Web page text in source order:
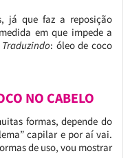
já que faz a reposição
em que impede a
Traduzindo: óleo de coco
NO CABELO
formas, depende do
capilar e por aí vai.
de uso, vou mostrar